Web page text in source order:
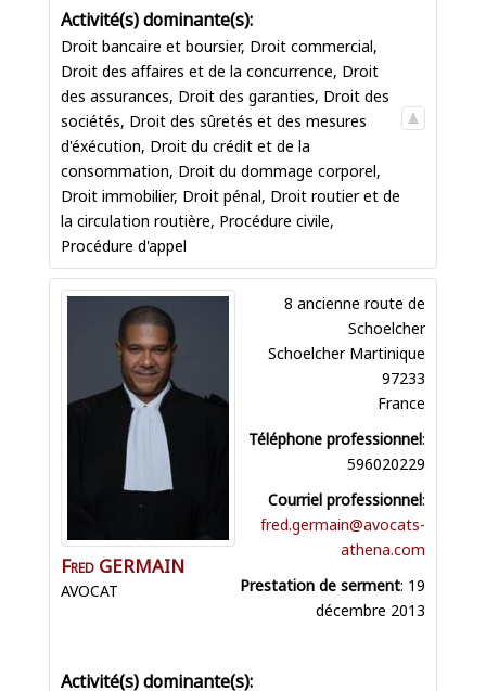
Droit bancaire et boursier, Droit commercial,
Droit des affaires et de la concurrence, Droit
des assurances, Droit des garanties, Droit des
sociétés, Droit des sûretés et des mesures
d'éxécution, Droit du crédit et de la
consommation, Droit du dommage corporel,
Droit immobilier, Droit pénal, Droit routier et de
la circulation routière, Procédure civile,
Procédure d'appel
FredGERMAIN
AVOCAT
8 ancienne route de
Schoelcher
SchoelcherMartinique
97233
France
Téléphone professionnel:
596020229
Courriel professionnel:
fred.germain@avocats-
athena.com
Prestation de serment: 19
décembre 2013